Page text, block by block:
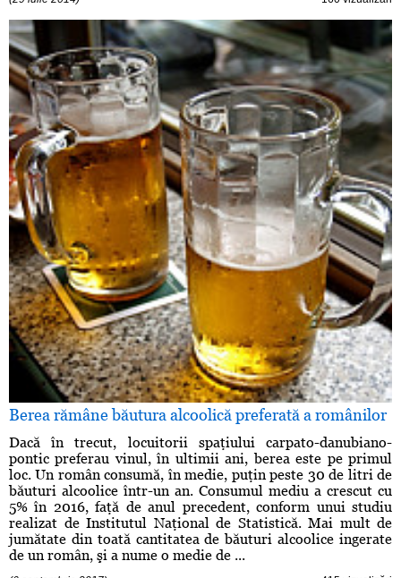
Berea rămâne băutura alcoolică preferată a românilor
Dacă în trecut, locuitorii spaţiului carpato-danubiano-
pontic preferau vinul, în ultimii ani, berea este pe primul
loc. Un român consumă, în medie, puţin peste 30 de litri de
băuturi alcoolice într-un an. Consumul mediu a crescut cu
5% în 2016, faţă de anul precedent, conform unui studiu
realizat de Institutul Naţional de Statistică. Mai mult de
jumătate din toată cantitatea de băuturi alcoolice ingerate
de un român, şi a nume o medie de ...